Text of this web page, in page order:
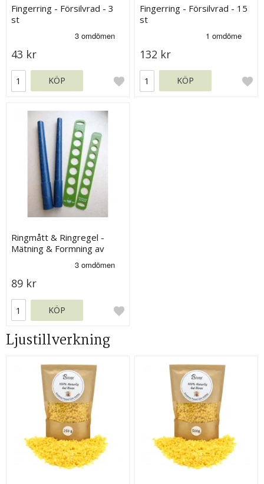
Fingerring - Försilvrad - 3
st
43 kr
KÖP
Fingerring - Försilvrad - 15
st
132 kr
KÖP
Ringmått & Ringregel -
Mätning & Formning av
Ringar - 15 - 21,5 mm
89 kr
KÖP
Ljustillverkning